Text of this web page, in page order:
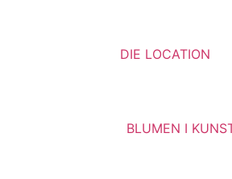
DIE LOCATION
BLUMEN I